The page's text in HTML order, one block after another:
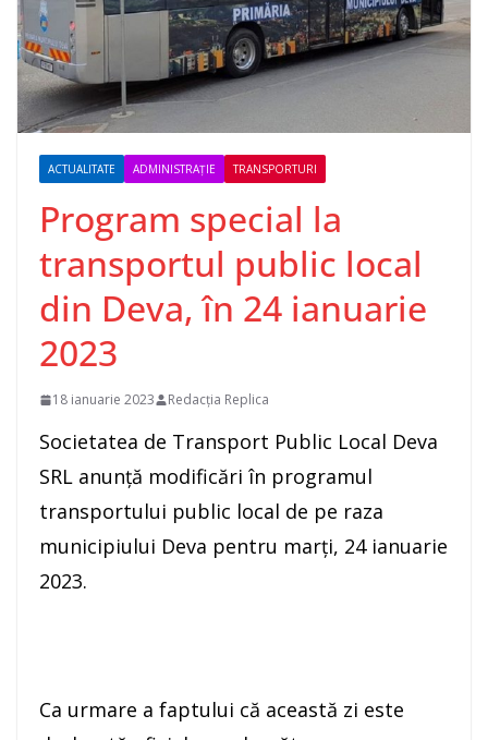
ACTUALITATE ADMINISTRAȚIE TRANSPORTURI
Program special la
transportul public local
din Deva, în 24 ianuarie
2023
18 ianuarie 2023 Redacția Replica
Societatea de Transport Public Local Deva
SRL anunţă modificări în programul
transportului public local de pe raza
municipiului Deva pentru marți, 24 ianuarie
2023.
Ca urmare a faptului că această zi este